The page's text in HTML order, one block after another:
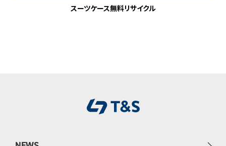
スーツケース無料リサイクル